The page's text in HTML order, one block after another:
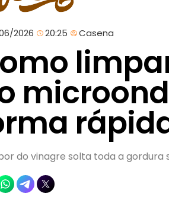
2026 20:25 Casena
do vinagre solta toda a gordura